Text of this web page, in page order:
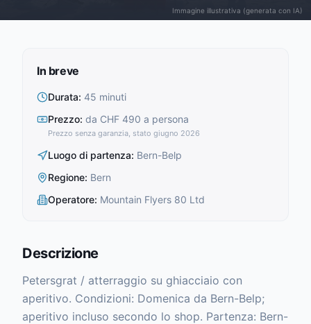
Immagine illustrativa (generata con IA)
In breve
Durata: 45 minuti
Prezzo: da CHF 490 a persona
Prezzo senza garanzia, stato giugno 2026
Luogo di partenza: Bern-Belp
Regione: Bern
Operatore: Mountain Flyers 80 Ltd
Descrizione
Petersgrat / atterraggio su ghiacciaio con
aperitivo. Condizioni: Domenica da Bern-Belp;
aperitivo incluso secondo lo shop. Partenza: Bern-